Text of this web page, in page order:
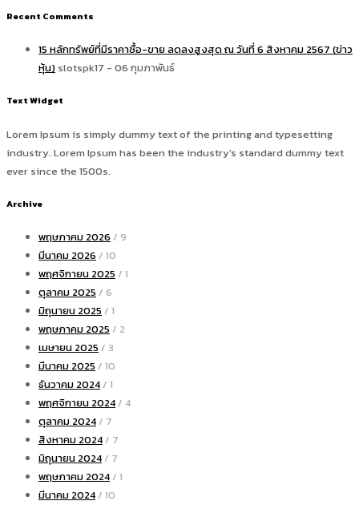
Recent Comments
15 หลักทรัพย์ที่มีราคาซื้อ-ขาย ลดลงสูงสุด ณ วันที่ 6 สิงหาคม 2567 (ข่าว
หุ้น) slotspk17 - 06 กุมภาพันธ์
Text Widget
Lorem Ipsum is simply dummy text of the printing and typesetting
industry. Lorem Ipsum has been the industry's standard dummy text
ever since the 1500s.
Archive
พฤษภาคม 2026 / 9
มีนาคม 2026 / 10
พฤศจิกายน 2025 / 1
ตุลาคม 2025 / 6
มิถุนายน 2025 / 1
พฤษภาคม 2025 / 2
เมษายน 2025 / 3
มีนาคม 2025 / 10
ธันวาคม 2024 / 1
พฤศจิกายน 2024 / 4
ตุลาคม 2024 / 7
สิงหาคม 2024 / 7
มิถุนายน 2024 / 7
พฤษภาคม 2024 / 1
มีนาคม 2024 / 10